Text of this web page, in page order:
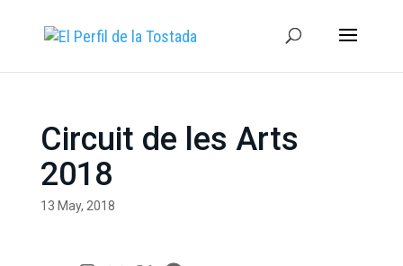
Circuit de les Arts
2018
13 May, 2018